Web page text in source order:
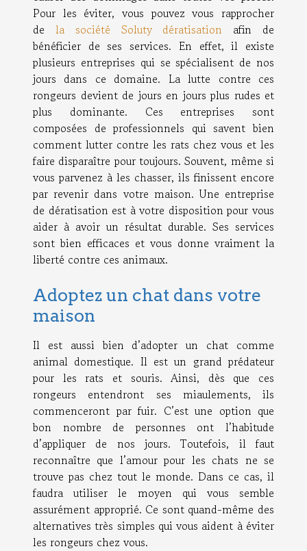
Pour les éviter, vous pouvez vous rapprocher
de la société Soluty dératisation afin de
bénéficier de ses services. En effet, il existe
plusieurs entreprises qui se spécialisent de nos
jours dans ce domaine. La lutte contre ces
rongeurs devient de jours en jours plus rudes et
plus dominante. Ces entreprises sont
composées de professionnels qui savent bien
comment lutter contre les rats chez vous et les
faire disparaître pour toujours. Souvent, même si
vous parvenez à les chasser, ils finissent encore
par revenir dans votre maison. Une entreprise
de dératisation est à votre disposition pour vous
aider à avoir un résultat durable. Ses services
sont bien efficaces et vous donne vraiment la
liberté contre ces animaux.
Adoptez un chat dans votre
maison
Il est aussi bien d’adopter un chat comme
animal domestique. Il est un grand prédateur
pour les rats et souris. Ainsi, dès que ces
rongeurs entendront ses miaulements, ils
commenceront par fuir. C’est une option que
bon nombre de personnes ont l’habitude
d’appliquer de nos jours. Toutefois, il faut
reconnaître que l’amour pour les chats ne se
trouve pas chez tout le monde. Dans ce cas, il
faudra utiliser le moyen qui vous semble
assurément approprié. Ce sont quand-même des
alternatives très simples qui vous aident à éviter
les rongeurs chez vous.